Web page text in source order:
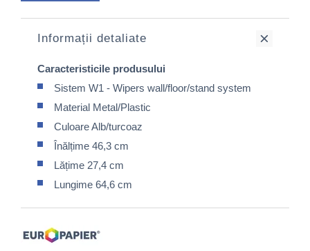
Informații detaliate
Caracteristicile produsului
Sistem W1 - Wipers wall/floor/stand system
Material Metal/Plastic
Culoare Alb/turcoaz
Înălțime 46,3 cm
Lățime 27,4 cm
Lungime 64,6 cm